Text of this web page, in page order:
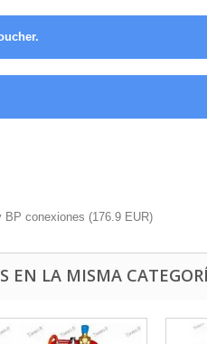
BP conexiones (176.9 EUR)
EN LA MISMA